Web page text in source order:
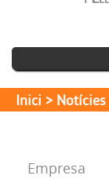
Inici > Notícies
Empresa